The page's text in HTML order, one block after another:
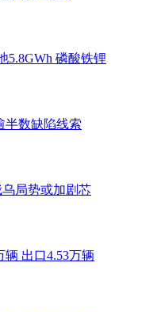
5.8GWh 磷酸铁锂
半数缺陷线索
乌局势或加剧芯
辆 出口4.53万辆